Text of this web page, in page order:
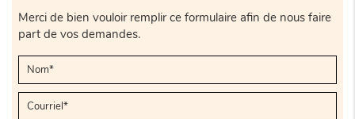
Merci de bien vouloir remplir ce formulaire afin de nous faire
part de vos demandes.